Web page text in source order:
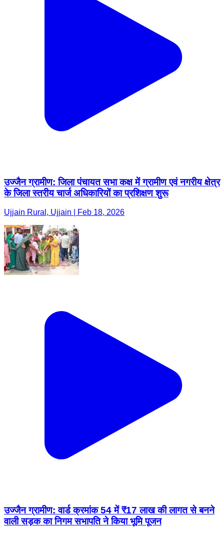
उज्जैन ग्रामीण: जिला पंचायत सभा कक्ष में ग्रामीण एवं नगरीय क्षेत्र
के जिला स्तरीय चार्ज अधिकारियों का प्रशिक्षण शुरू
Ujjain Rural, Ujjain | Feb 18, 2026
उज्जैन ग्रामीण: वार्ड क्रमांक 54 में ₹17 लाख की लागत से बनने
वाली सड़क का निगम सभापति ने किया भूमि पूजन